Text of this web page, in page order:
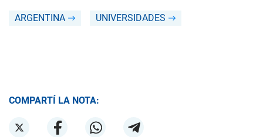
ARGENTINA UNIVERSIDADES
COMPARTÍ LA NOTA: